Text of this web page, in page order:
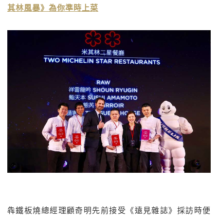
其林風暴》為你準時上菜
犇鐵板燒總經理顧奇明先前接受《遠見雜誌》採訪時便